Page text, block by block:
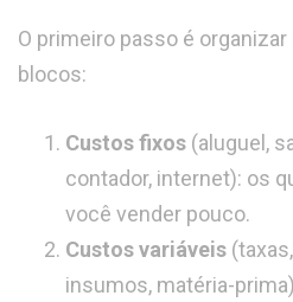
O primeiro passo é
blocos:
Custos fixos (aluguel,
contador, internet): os
você vender pouco.
Custos variáveis
insumos, matéria-